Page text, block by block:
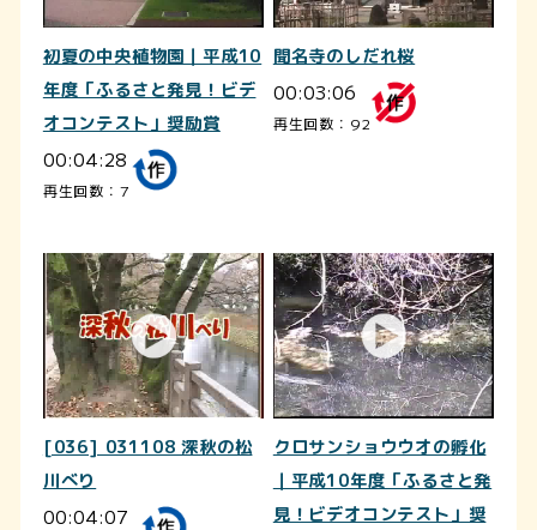
初夏の中央植物園｜平成10
年度「ふるさと発見！ビデ
オコンテスト」奨励賞
00:04:28
再生回数：7
聞名寺のしだれ桜
00:03:06
再生回数：92
[036] 031108 深秋の松
川べり
00:04:07
クロサンショウウオの孵化
｜平成10年度「ふるさと発
見！ビデオコンテスト」奨